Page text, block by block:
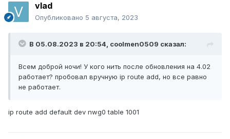
vlad
Опубликовано 5 августа, 2023
В 05.08.2023 в 20:54, coolmen0509 сказал:
Всем доброй ночи! У кого нить после обновления на 4.02
работает? пробовал вручную ip route add, но все равно
не работает.
ip route add default dev nwg0 table 1001